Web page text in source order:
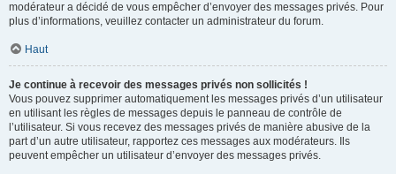
modérateur a décidé de vous empêcher d’envoyer des messages privés. Pour
plus d’informations, veuillez contacter un administrateur du forum.
Haut
Je continue à recevoir des messages privés non sollicités !
Vous pouvez supprimer automatiquement les messages privés d’un utilisateur
en utilisant les règles de messages depuis le panneau de contrôle de
l’utilisateur. Si vous recevez des messages privés de manière abusive de la
part d’un autre utilisateur, rapportez ces messages aux modérateurs. Ils
peuvent empêcher un utilisateur d’envoyer des messages privés.